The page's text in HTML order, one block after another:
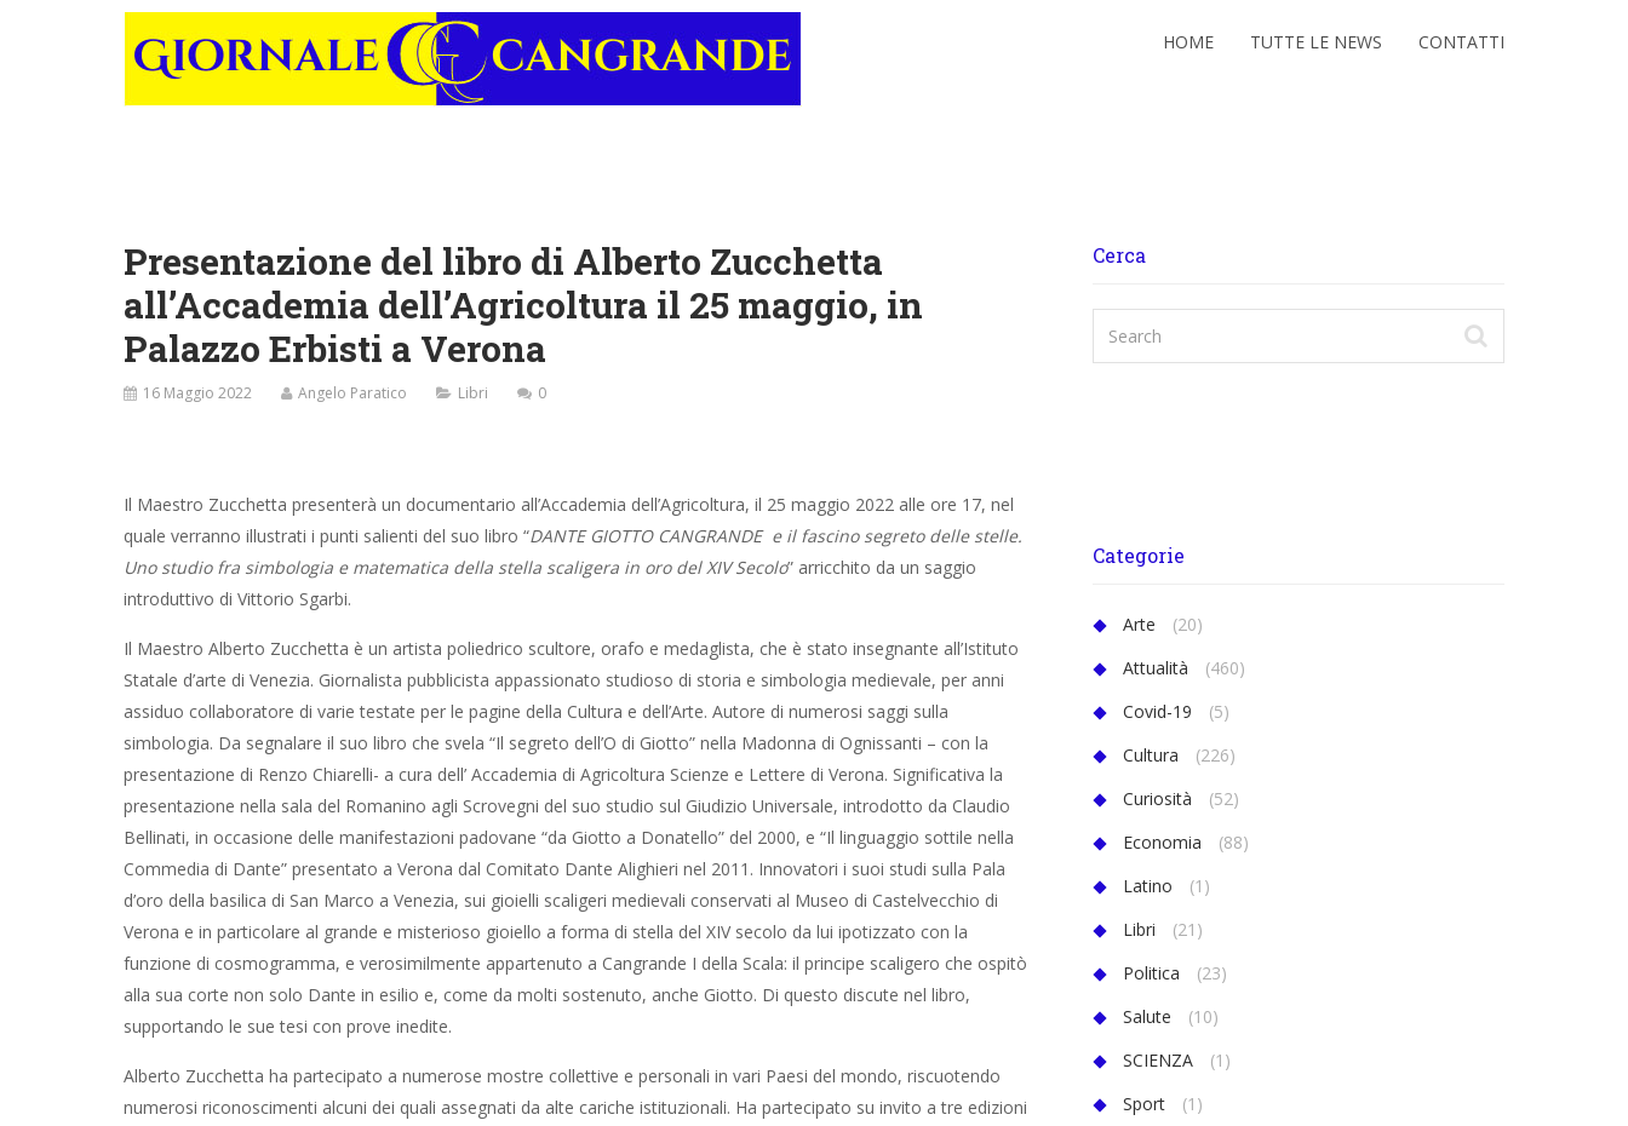
HOME TUTTE LE NEWS CONTATTI
Presentazione del libro di Alberto Zucchetta
all’Accademia dell’Agricoltura il 25 maggio, in
Palazzo Erbisti a Verona
16 Maggio 2022 Angelo Paratico Libri 0
Il Maestro Zucchetta presenterà un documentario all’Accademia dell’Agricoltura, il 25 maggio 2022 alle ore 17, nel
quale verranno illustrati i punti salienti del suo libro “DANTE GIOTTO CANGRANDE e il fascino segreto delle stelle.
Uno studio fra simbologia e matematica della stella scaligera in oro del XIV Secolo” arricchito da un saggio
introduttivo di Vittorio Sgarbi.
Il Maestro Alberto Zucchetta è un artista poliedrico scultore, orafo e medaglista, che è stato insegnante all’Istituto
Statale d’arte di Venezia. Giornalista pubblicista appassionato studioso di storia e simbologia medievale, per anni
assiduo collaboratore di varie testate per le pagine della Cultura e dell’Arte. Autore di numerosi saggi sulla
simbologia. Da segnalare il suo libro che svela “Il segreto dell’O di Giotto” nella Madonna di Ognissanti – con la
presentazione di Renzo Chiarelli- a cura dell’ Accademia di Agricoltura Scienze e Lettere di Verona. Significativa la
presentazione nella sala del Romanino agli Scrovegni del suo studio sul Giudizio Universale, introdotto da Claudio
Bellinati, in occasione delle manifestazioni padovane “da Giotto a Donatello” del 2000, e “Il linguaggio sottile nella
Commedia di Dante” presentato a Verona dal Comitato Dante Alighieri nel 2011. Innovatori i suoi studi sulla Pala
d’oro della basilica di San Marco a Venezia, sui gioielli scaligeri medievali conservati al Museo di Castelvecchio di
Verona e in particolare al grande e misterioso gioiello a forma di stella del XIV secolo da lui ipotizzato con la
funzione di cosmogramma, e verosimilmente appartenuto a Cangrande I della Scala: il principe scaligero che ospitò
alla sua corte non solo Dante in esilio e, come da molti sostenuto, anche Giotto. Di questo discute nel libro,
supportando le sue tesi con prove inedite.
Alberto Zucchetta ha partecipato a numerose mostre collettive e personali in vari Paesi del mondo, riscuotendo
numerosi riconoscimenti alcuni dei quali assegnati da alte cariche istituzionali. Ha partecipato su invito a tre edizioni
Cerca
Categorie
Arte
(20)
Attualità
(460)
Covid-19
(5)
Cultura
(226)
Curiosità
(52)
Economia
(88)
Latino
(1)
Libri
(21)
Politica
(23)
Salute
(10)
SCIENZA
(1)
Sport
(1)